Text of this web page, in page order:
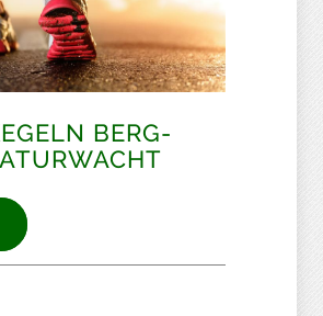
BERG-